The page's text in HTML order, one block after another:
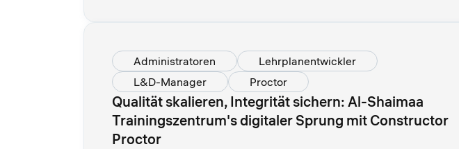
Administratoren
Lehrplanentwickler
L&D-Manager
Proctor
Qualität skalieren, Integrität sichern: Al-Shaimaa
Trainingszentrum's digitaler Sprung mit Constructor
Proctor